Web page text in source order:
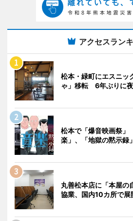
アクセスラン
松本・緑町にエスニッ
ゃ」移転 6年ぶりに
松本で「爆音映画祭
楽」、「地獄の黙示録
丸善松本店に「本屋
協業、国内10カ所で展